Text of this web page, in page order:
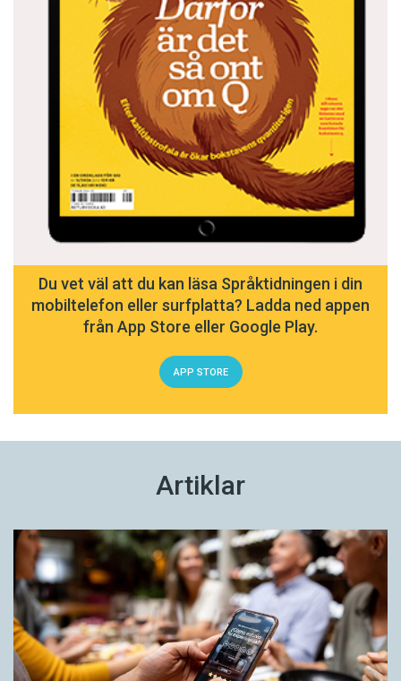
Du vet väl att du kan läsa Språktidningen i din
mobiltelefon eller surfplatta? Ladda ned appen
från App Store eller Google Play.
APP STORE
Artiklar